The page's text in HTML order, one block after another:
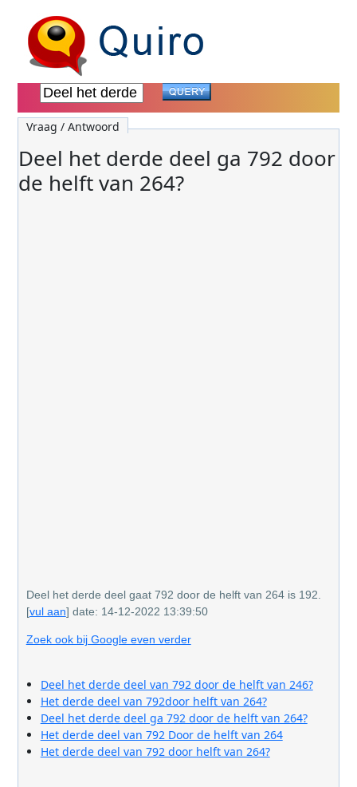
Vraag / Antwoord
Deel het derde deel ga 792 door
de helft van 264?
Deel het derde deel gaat 792 door de helft van 264 is 192.
[vul aan] date: 14-12-2022 13:39:50
Zoek ook bij Google even verder
Deel het derde deel van 792 door de helft van 246?
Het derde deel van 792door helft van 264?
Deel het derde deel ga 792 door de helft van 264?
Het derde deel van 792 Door de helft van 264
Het derde deel van 792 door helft van 264?